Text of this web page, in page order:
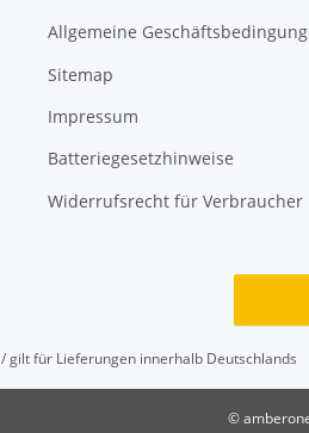
Allgemeine
Sitemap
Impressum
Batteriegesetzhinweise
Widerrufsrecht für Verbraucher
/ gilt für Lieferungen innerhalb Deutschlands
©